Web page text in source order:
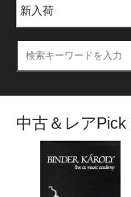
中古＆レアPick